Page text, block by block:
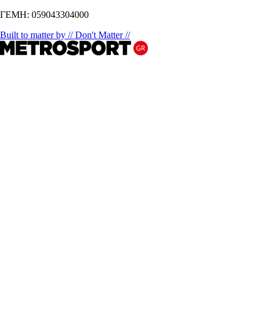
ΓΕΜΗ: 059043304000
Built to matter by // Don't Matter //